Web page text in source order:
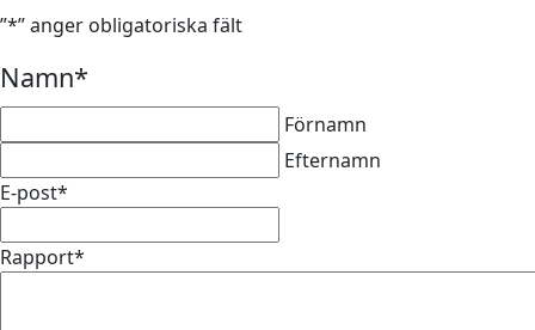
”*” anger obligatoriska fält
Namn*
Förnamn
Efternamn
E-post*
Rapport*